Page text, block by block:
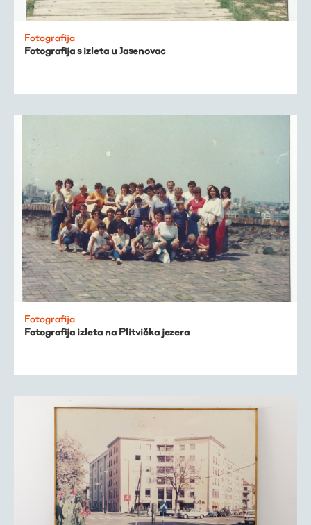
Fotografija
Fotografija s izleta u Jasenovac
Fotografija
Fotografija izleta na Plitvička jezera